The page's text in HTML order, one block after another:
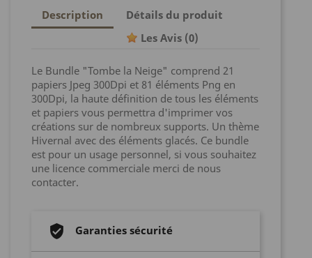
Description
Détails du produit
Les Avis (0)
Le Bundle "Tombe la Neige" comprend 21
papiers Jpeg 300Dpi et 81 éléments Png en
300Dpi, la haute définition de tous les éléments
et papiers vous permettra d'imprimer vos
créations sur de nombreux supports. Un thème
Hivernal avec des éléments glacés. Ce bundle
est pour un usage personnel, si vous souhaitez
une licence commerciale merci de nous
contacter.
Garanties sécurité